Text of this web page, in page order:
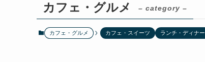
カフェ・グルメ – category –
カフェ・グルメ カフェ・スイーツ ランチ・ディナー